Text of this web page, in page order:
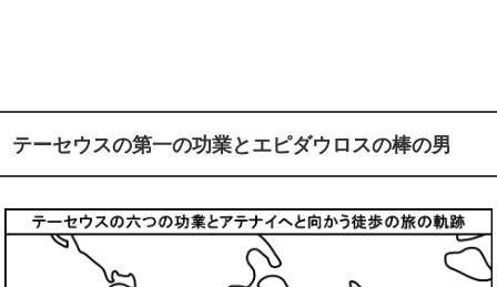
テーセウスの第一の功業とエピダウロスの棒の男